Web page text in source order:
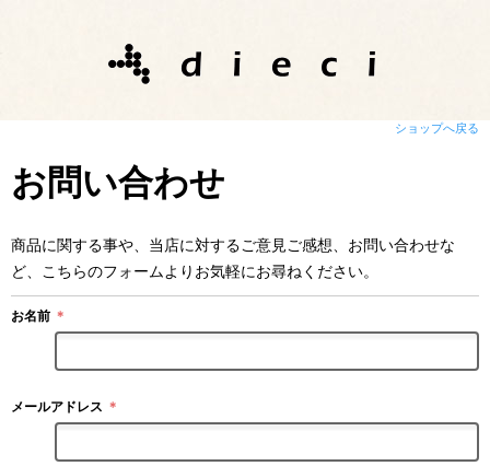
ショップへ戻る
お問い合わせ
商品に関する事や、当店に対するご意見ご感想、お問い合わせな
ど、こちらのフォームよりお気軽にお尋ねください。
お名前 ＊
メールアドレス ＊